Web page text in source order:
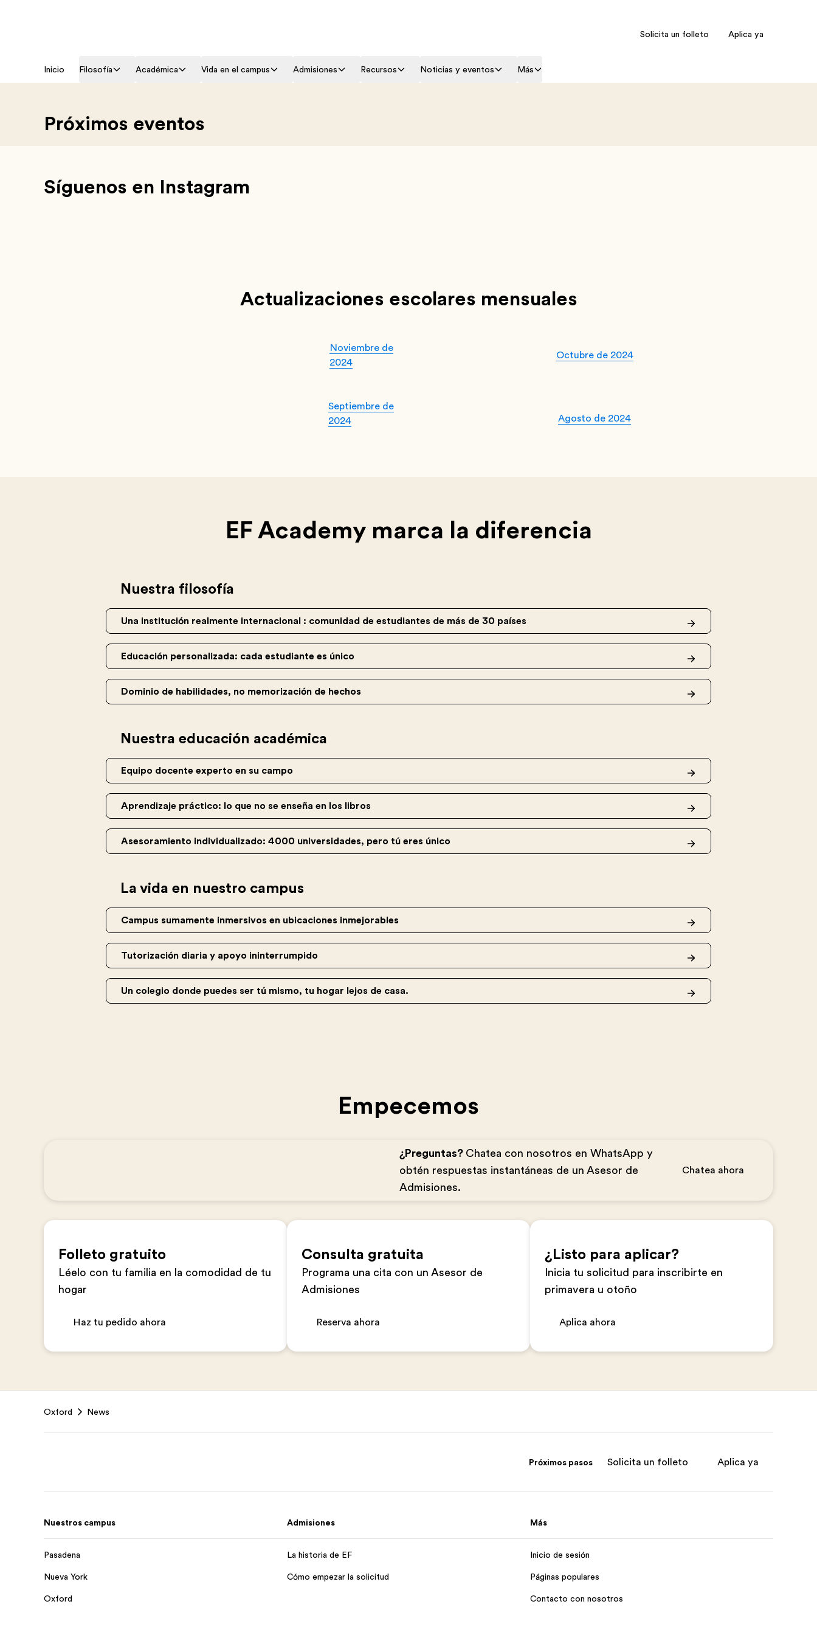
Solicita un folleto Aplica ya
Inicio Filosofía Académica Vida en el campus Admisiones Recursos Noticias y eventos Más
Próximos eventos
Síguenos en Instagram
Actualizaciones escolares mensuales
Noviembre de
2024
Septiembre de
2024
Octubre de 2024
Agosto de 2024
EF Academy marca la diferencia
Nuestra filosofía
Una institución realmente internacional : comunidad de estudiantes de más de 30 países
Educación personalizada: cada estudiante es único
Dominio de habilidades, no memorización de hechos
Nuestra educación académica
Equipo docente experto en su campo
Aprendizaje práctico: lo que no se enseña en los libros
Asesoramiento individualizado: 4000 universidades, pero tú eres único
La vida en nuestro campus
Campus sumamente inmersivos en ubicaciones inmejorables
Tutorización diaria y apoyo ininterrumpido
Un colegio donde puedes ser tú mismo, tu hogar lejos de casa.
Empecemos
¿Preguntas? Chatea con nosotros en WhatsApp y
obtén respuestas instantáneas de un Asesor de
Admisiones.
Chatea ahora
Folleto gratuito
Léelo con tu familia en la comodidad de tu
hogar
Haz tu pedido ahora
Consulta gratuita
Programa una cita con un Asesor de
Admisiones
Reserva ahora
¿Listo para aplicar?
Inicia tu solicitud para inscribirte en
primavera u otoño
Aplica ahora
Oxford News
Próximos pasos Solicita un folleto Aplica ya
Nuestros campus
Pasadena
Nueva York
Oxford
Admisiones
La historia de EF
Cómo empezar la solicitud
Más
Inicio de sesión
Páginas populares
Contacto con nosotros